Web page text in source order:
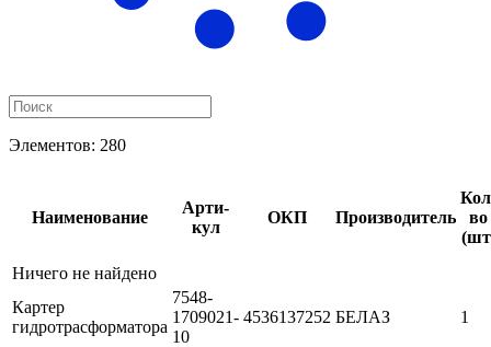
Элементов: 280
Наименование
Ар­ти­
кул
ОКП Производитель
во
Ничего не найдено
Картер
гидротрасформатора
7548-
1709021-
10
4536137252 БЕЛАЗ 1